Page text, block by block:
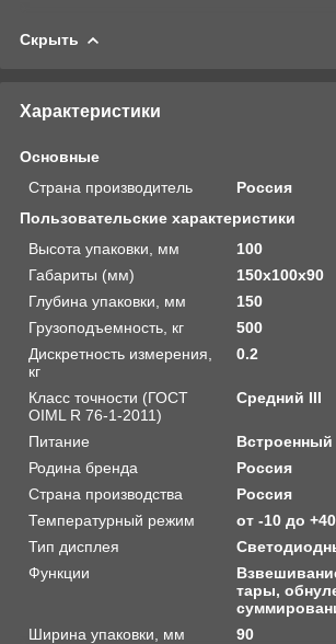
Скрыть
Характеристики
Основные
Страна производитель
Россия
Пользовательские характеристики
Высота упаковки, мм
100
Габариты (мм)
150х100х90
Глубина упаковки, мм
150
Грузоподъемность, кг
500
Дискретность измерения,
кг
0.2
Класс точности (ГОСТ
OIML R 76-1-2011)
Средний III
Питание
Встроенный
Родина бренда
Россия
Страна производства
Россия
Температурный режим
от -10 до +40
Тип дисплея
Функции
тары,
Ширина упаковки, мм
90